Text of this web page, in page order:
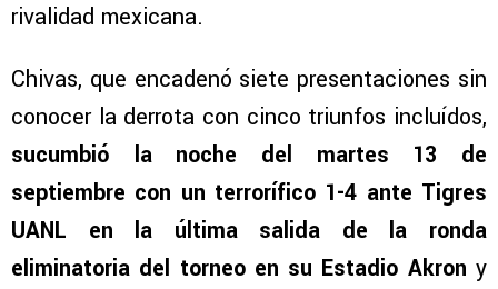
rivalidad mexicana.
Chivas, que encadenó siete presentaciones sin
conocer la derrota con cinco triunfos incluídos,
sucumbió la noche del martes 13 de
septiembre con un terrorífico 1-4 ante Tigres
UANL en la última salida de la ronda
eliminatoria del torneo en su Estadio Akron y